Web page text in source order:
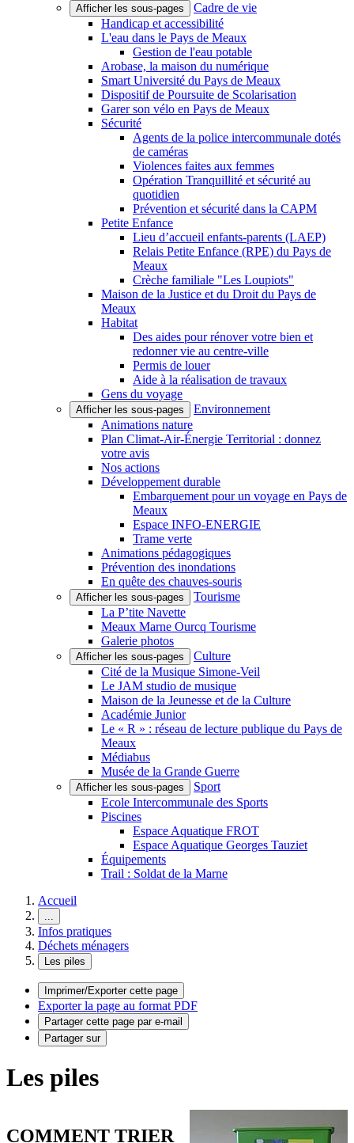
Afficher les sous-pages
Cadre de vie
Handicap et accessibilité
L'eau dans le Pays de Meaux
Gestion de l'eau potable
Arobase, la maison du numérique
Smart Université du Pays de Meaux
Dispositif de Poursuite de Scolarisation
Garer son vélo en Pays de Meaux
Sécurité
Agents de la police intercommunale dotés
de caméras
Violences faites aux femmes
Opération Tranquillité et sécurité au
quotidien
Prévention et sécurité dans la CAPM
Petite Enfance
Lieu d’accueil enfants-parents (LAEP)
Relais Petite Enfance (RPE) du Pays de
Meaux
Crèche familiale "Les Loupiots"
Maison de la Justice et du Droit du Pays de
Meaux
Habitat
Des aides pour rénover votre bien et
redonner vie au centre-ville
Permis de louer
Aide à la réalisation de travaux
Gens du voyage
Afficher les sous-pages
Environnement
Animations nature
Plan Climat-Air-Énergie Territorial : donnez
votre avis
Nos actions
Développement durable
Embarquement pour un voyage en Pays de
Meaux
Espace INFO-ENERGIE
Trame verte
Animations pédagogiques
Prévention des inondations
En quête des chauves-souris
Afficher les sous-pages
Tourisme
La P’tite Navette
Meaux Marne Ourcq Tourisme
Galerie photos
Afficher les sous-pages
Culture
Cité de la Musique Simone-Veil
Le JAM studio de musique
Maison de la Jeunesse et de la Culture
Académie Junior
Le « R » : réseau de lecture publique du Pays de
Meaux
Médiabus
Musée de la Grande Guerre
Afficher les sous-pages
Sport
Ecole Intercommunale des Sports
Piscines
Espace Aquatique FROT
Espace Aquatique Georges Tauziet
Équipements
Trail : Soldat de la Marne
Accueil
...
Infos pratiques
Déchets ménagers
Les piles
Imprimer/Exporter cette page
Exporter la page au format PDF
Partager cette page par e-mail
Partager sur
Les piles
COMMENT TRIER